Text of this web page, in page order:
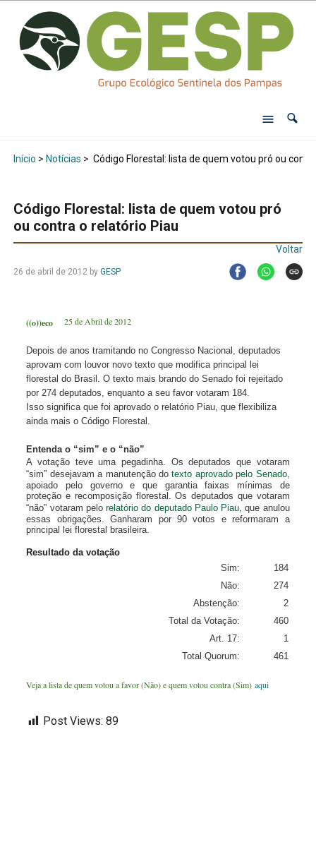
Início > Notícias > Código Florestal: lista de quem votou pró ou
Código Florestal: lista de quem votou pró
ou contra o relatório Piau
Voltar
26 de abril de 2012by GESP
((o))eco 25 de Abril de 2012
Depois de anos tramitando no Congresso Nacional, deputados
aprovam com louvor novo texto que modifica principal lei
florestal do Brasil. O texto mais brando do Senado foi rejeitado
por 274 deputados, enquanto a seu favor votaram 184.
Isso significa que foi aprovado o relatório Piau, que flexibiliza
ainda mais o Código Florestal.
Entenda o “sim” e o “não”
A votação teve uma pegadinha. Os deputados que votaram
“sim” desejavam a manutenção do texto aprovado pelo Senado,
apoiado pelo governo e que garantia faixas mínimas de
proteção e recomposição florestal. Os deputados que votaram
“não” votaram pelo relatório do deputado Paulo Piau, que anulou
essas obrigações. Ganharam por 90 votos e reformaram a
principal lei florestal brasileira.
Resultado da votação
Sim:
184
Não:
274
Abstenção:
2
Total da Votação:
460
Art. 17:
1
Total Quorum:
461
Veja a lista de quem votou a favor (Não) e quem votou contra (Sim) aqui
Post Views: 89